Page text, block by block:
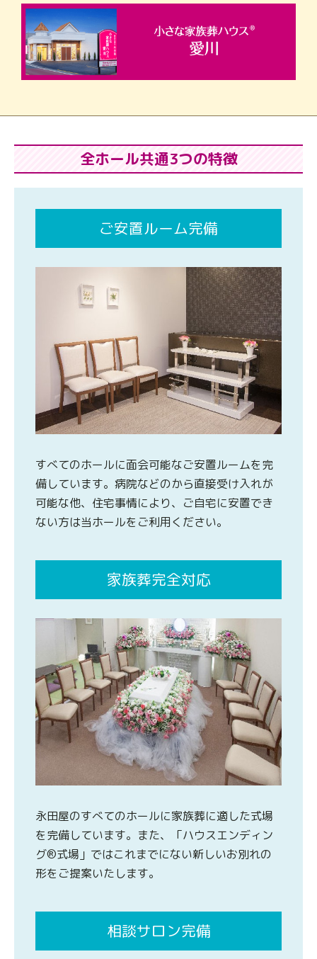
全ホール共通3つの特徴
ご安置ルーム完備
すべてのホールに面会可能なご安置ルームを完
備しています。病院などのから直接受け入れが
可能な他、住宅事情により、ご自宅に安置でき
ない方は当ホールをご利用ください。
家族葬完全対応
永田屋のすべてのホールに家族葬に適した式場
を完備しています。また、「ハウスエンディン
グ®式場」ではこれまでにない新しいお別れの
形をご提案いたします。
相談サロン完備